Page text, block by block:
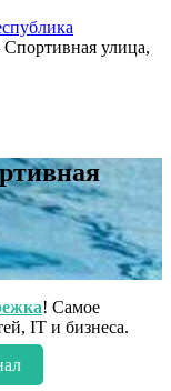
улица,
! Самое
IT и бизнеса.